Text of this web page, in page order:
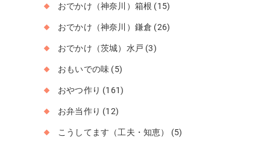
おでかけ（神奈川）箱根 (15)
おでかけ（神奈川）鎌倉 (26)
おでかけ（茨城）水戸 (3)
おもいでの味 (5)
おやつ作り (161)
お弁当作り (12)
こうしてます（工夫・知恵） (5)